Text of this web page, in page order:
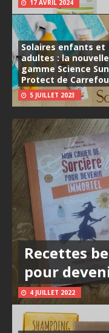
17 AVRIL 2024
Solaires enfants et
adultes : la nouvelle
gamme Science Sun
Protect de
5 JUILLET 2023
Recettes
pour
4 JUILLET 2022